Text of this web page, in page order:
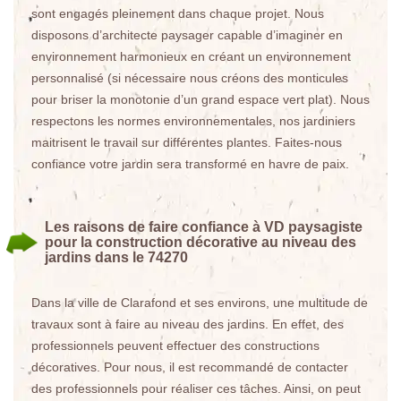
sont engagés pleinement dans chaque projet. Nous
disposons d’architecte paysager capable d’imaginer en
environnement harmonieux en créant un environnement
personnalisé (si nécessaire nous créons des monticules
pour briser la monotonie d’un grand espace vert plat). Nous
respectons les normes environnementales, nos jardiniers
maitrisent le travail sur différentes plantes. Faites-nous
confiance votre jardin sera transformé en havre de paix.
Les raisons de faire confiance à VD paysagiste
pour la construction décorative au niveau des
jardins dans le 74270
Dans la ville de Clarafond et ses environs, une multitude de
travaux sont à faire au niveau des jardins. En effet, des
professionnels peuvent effectuer des constructions
décoratives. Pour nous, il est recommandé de contacter
des professionnels pour réaliser ces tâches. Ainsi, on peut